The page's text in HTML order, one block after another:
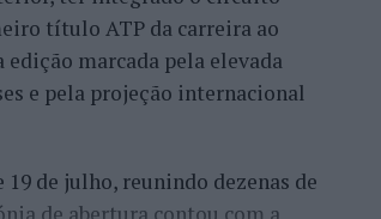
título ATP da carreira ao
marcada pela elevada
e pela projeção internacional
de julho, reunindo dezenas de